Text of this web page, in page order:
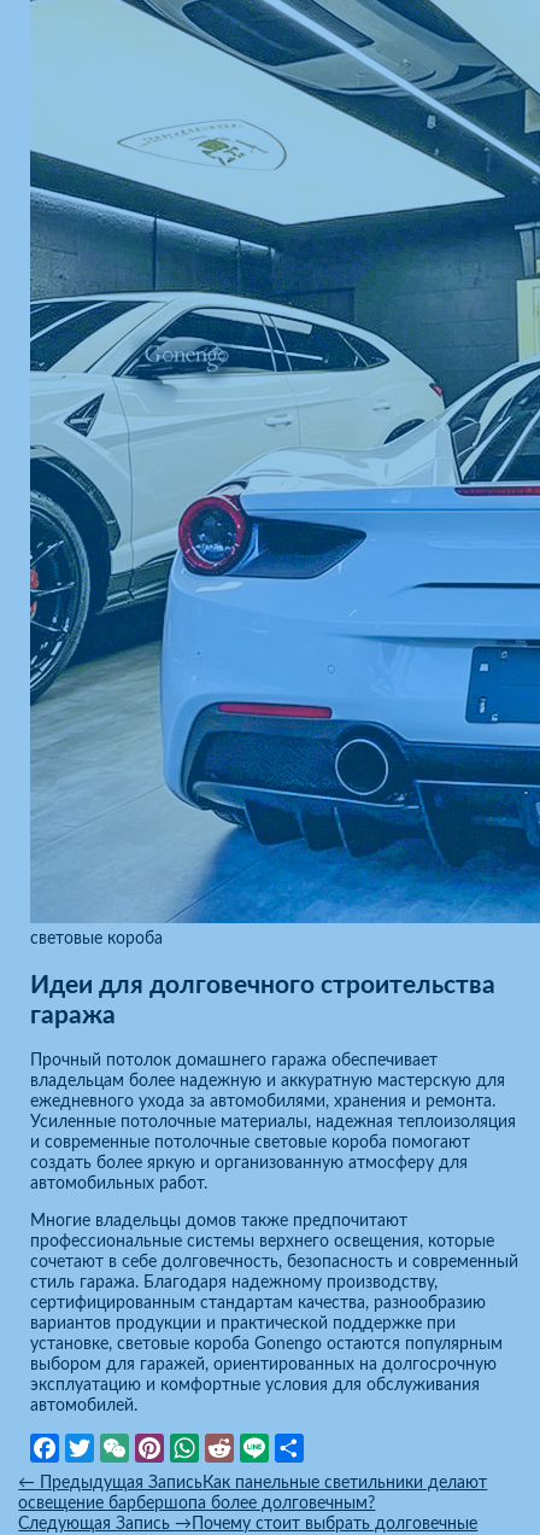
световые короба
Идеи для долговечного строительства
гаража
Прочный потолок домашнего гаража обеспечивает
владельцам более надежную и аккуратную мастерскую для
ежедневного ухода за автомобилями, хранения и ремонта.
Усиленные потолочные материалы, надежная теплоизоляция
и современные потолочные световые короба помогают
создать более яркую и организованную атмосферу для
автомобильных работ.
Многие владельцы домов также предпочитают
профессиональные системы верхнего освещения, которые
сочетают в себе долговечность, безопасность и современный
стиль гаража. Благодаря надежному производству,
сертифицированным стандартам качества, разнообразию
вариантов продукции и практической поддержке при
установке, световые короба Gonengo остаются популярным
выбором для гаражей, ориентированных на долгосрочную
эксплуатацию и комфортные условия для обслуживания
автомобилей.
Facebook
TwitterWeChatPinterest
WhatsApp
RedditLineОтправить
← Предыдущая ЗаписьКак панельные светильники делают
освещение барбершопа более долговечным?
Следующая Запись→ Почему стоит выбрать долговечные